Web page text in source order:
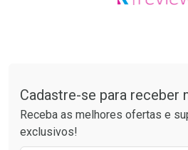
Por R$ 25,27/cada
Cadastre-se para receber
Receba as melhores ofertas e
exclusivos!